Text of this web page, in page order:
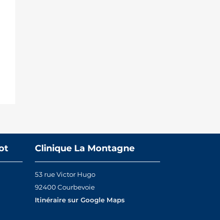
Clinique La Montagne
53 rue Victor Hugo
92400 Courbevoie
Itinéraire sur Google Maps